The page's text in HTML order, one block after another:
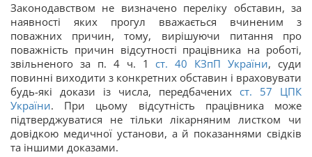
Законодавством не визначено переліку обставин, за
наявності яких прогул вважається вчиненим з
поважних причин, тому, вирішуючи питання про
поважність причин відсутності працівника на роботі,
звільненого за п. 4 ч. 1ст. 40 КЗпП України, суди
повинні виходити з конкретних обставин і враховувати
будь-які докази із числа, передбачених ст. 57 ЦПК
України. При цьому відсутність працівника може
підтверджуватися не тільки лікарняним листком чи
довідкою медичної установи, а й показаннями свідків
та іншими доказами.